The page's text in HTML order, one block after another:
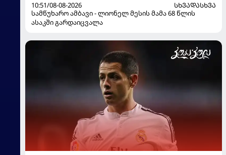
10:51/08-08-2026
ᲡᲮᲕᲐᲓᲐᲡᲮᲕᲐ
სამწუხარო ამბავი - ლიონელ მესის მამა 68 წლის
ასაკში გარდაიცვალა